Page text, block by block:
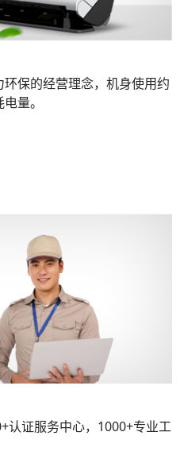
保的经营理念，机身使用约
量。
认证服务中心，1000+专业工